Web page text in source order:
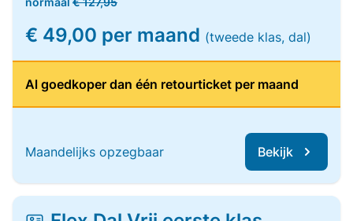
€ 49,00 per maand (tweede klas, dal)
Al goedkoper dan één retourticket per maand
Maandelijks opzegbaar Bekijk